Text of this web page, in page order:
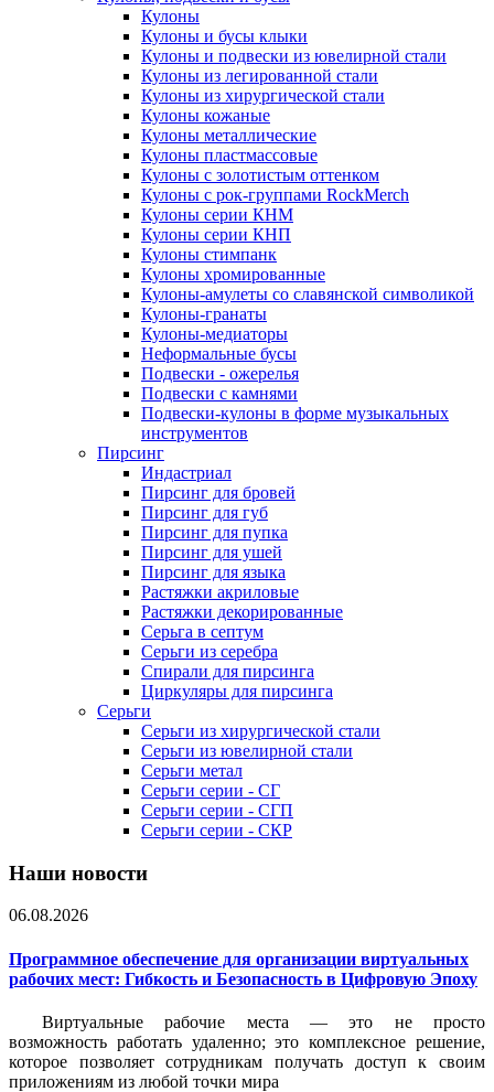
Кулоны
Кулоны и бусы клыки
Кулоны и подвески из ювелирной стали
Кулоны из легированной стали
Кулоны из хирургической стали
Кулоны кожаные
Кулоны металлические
Кулоны пластмассовые
Кулоны с золотистым оттенком
Кулоны с рок-группами RockMerch
Кулоны серии КНМ
Кулоны серии КНП
Кулоны стимпанк
Кулоны хромированные
Кулоны-амулеты со славянской символикой
Кулоны-гранаты
Кулоны-медиаторы
Неформальные бусы
Подвески - ожерелья
Подвески с камнями
Подвески-кулоны в форме музыкальных
инструментов
Пирсинг
Индастриал
Пирсинг для бровей
Пирсинг для губ
Пирсинг для пупка
Пирсинг для ушей
Пирсинг для языка
Растяжки акриловые
Растяжки декорированные
Серьга в септум
Серьги из серебра
Спирали для пирсинга
Циркуляры для пирсинга
Серьги
Серьги из хирургической стали
Серьги из ювелирной стали
Серьги метал
Серьги серии - СГ
Серьги серии - СГП
Серьги серии - СКР
Наши новости
06.08.2026
Программное обеспечение для организации виртуальных
рабочих мест: Гибкость и Безопасность в Цифровую Эпоху
Виртуальные рабочие места — это не просто
возможность работать удаленно; это комплексное решение,
которое позволяет сотрудникам получать доступ к своим
приложениям из любой точки мира